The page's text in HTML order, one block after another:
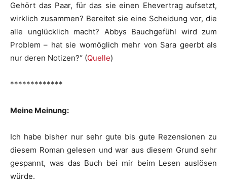
Gehört das Paar, für das sie einen Ehevertrag aufsetzt,
wirklich zusammen? Bereitet sie eine Scheidung vor, die
alle unglücklich macht? Abbys Bauchgefühl wird zum
Problem – hat sie womöglich mehr von Sara geerbt als
nur deren Notizen?“ (Quelle)
*************
Meine Meinung:
Ich habe bisher nur sehr gute bis gute Rezensionen zu
diesem Roman gelesen und war aus diesem Grund sehr
gespannt, was das Buch bei mir beim Lesen auslösen
würde.